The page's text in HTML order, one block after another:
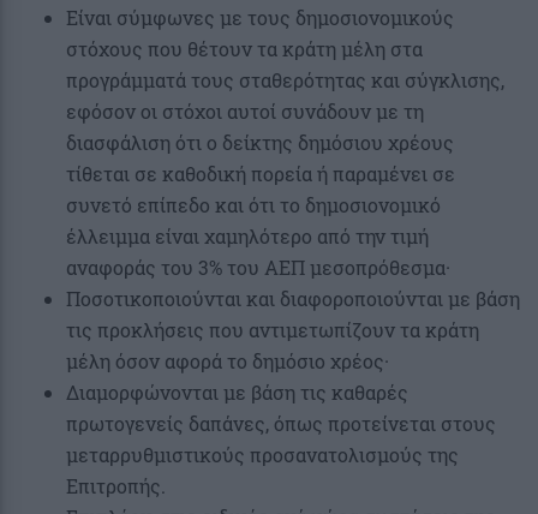
Είναι σύμφωνες με τους δημοσιονομικούς
στόχους που θέτουν τα κράτη μέλη στα
προγράμματά τους σταθερότητας και σύγκλισης,
εφόσον οι στόχοι αυτοί συνάδουν με τη
διασφάλιση ότι ο δείκτης δημόσιου χρέους
τίθεται σε καθοδική πορεία ή παραμένει σε
συνετό επίπεδο και ότι το δημοσιονομικό
έλλειμμα είναι χαμηλότερο από την τιμή
αναφοράς του 3% του ΑΕΠ μεσοπρόθεσμα·
Ποσοτικοποιούνται και διαφοροποιούνται με βάση
τις προκλήσεις που αντιμετωπίζουν τα κράτη
μέλη όσον αφορά το δημόσιο χρέος·
Διαμορφώνονται με βάση τις καθαρές
πρωτογενείς δαπάνες, όπως προτείνεται στους
μεταρρυθμιστικούς προσανατολισμούς της
Επιτροπής.